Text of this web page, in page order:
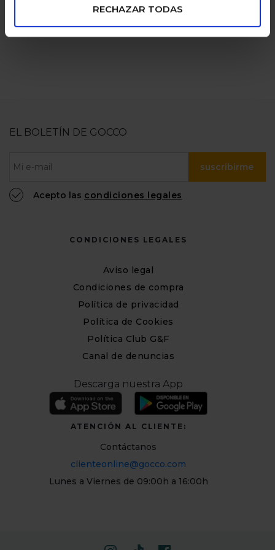
RECHAZAR TODAS
EL BOLETÍN DE GOCCO
suscribirme
Acepto las condiciones legales
CONDICIONES LEGALES
Aviso legal
Condiciones de compra
Política de privacidad
Política de Cookies
Política Club G&F
Canal de denuncias
Descarga nuestra App
ATENCIÓN AL CLIENTE:
Contáctanos
clienteonline@gocco.com
Lunes a Viernes de 09:00h a 16:00h